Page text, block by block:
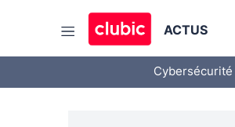
ACTUS
Cybersécurité